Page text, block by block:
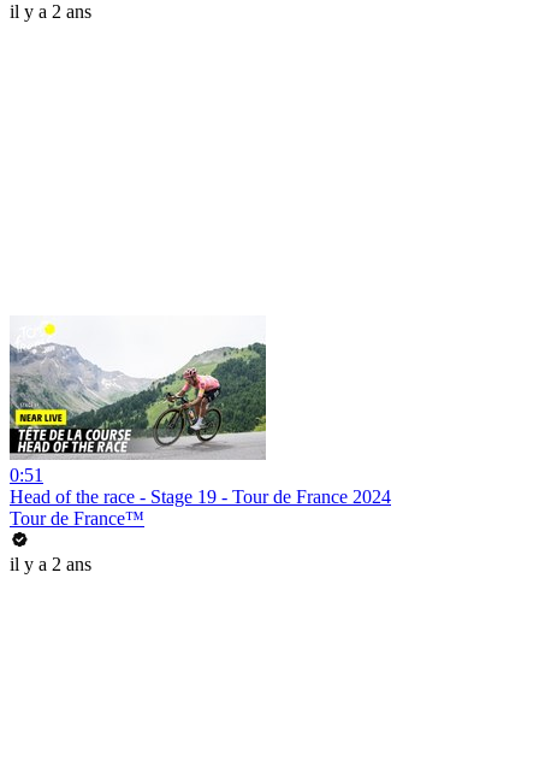
il y a 2 ans
0:51
Head of the race - Stage 19 - Tour de France 2024
Tour de France™
il y a 2 ans